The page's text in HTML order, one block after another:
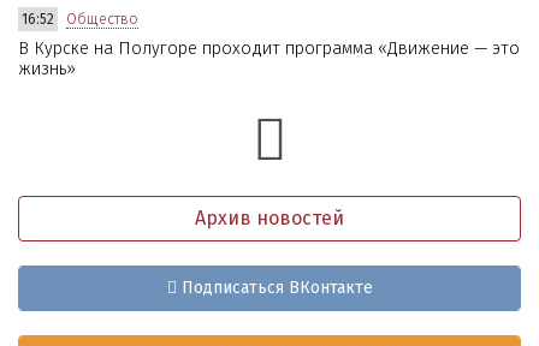
16:52 Общество
В Курске на Полугоре проходит программа «Движение — это
жизнь»
Архив новостей
Подписаться ВКонтакте